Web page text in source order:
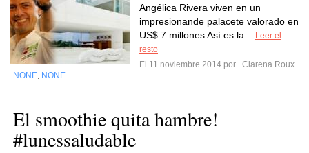
Angélica Rivera viven en un
impresionande palacete valorado en
US$ 7 millones Así es la...
Leer el
resto
El 11 noviembre 2014 por
Clarena Roux
NONE NONE
El smoothie quita hambre!
#lunessaludable